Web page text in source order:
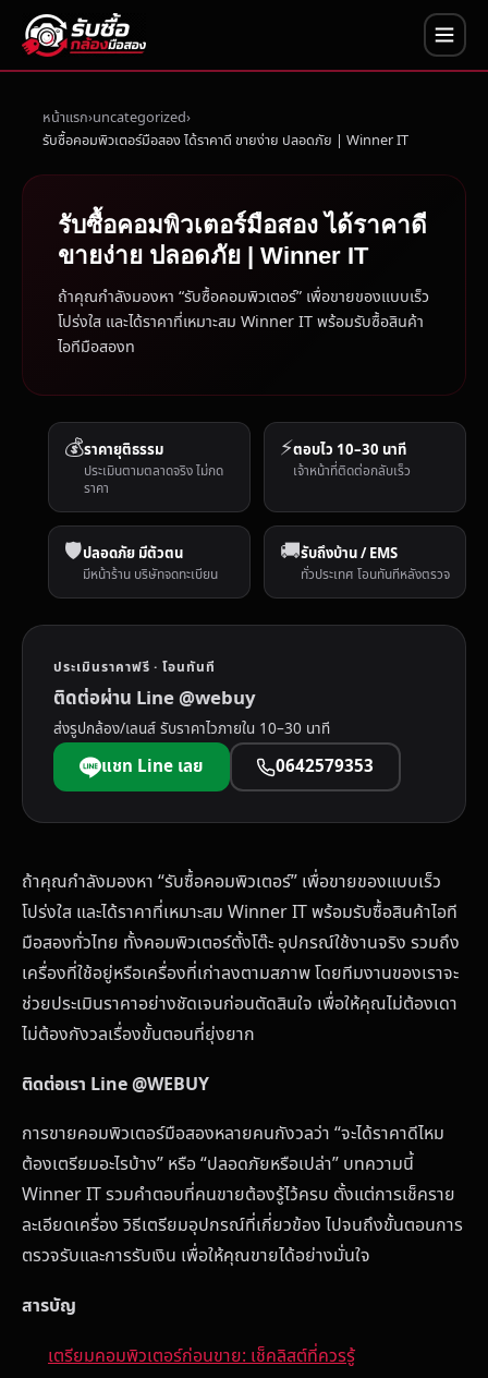
หน้าแรก uncategorized
รับซื้อคอมพิวเตอร์มือสอง ได้ราคาดี ขายง่าย ปลอดภัย | Winner IT
รับซื้อคอมพิวเตอร์มือสอง ได้ราคาดี
ขายง่าย ปลอดภัย | Winner IT
ถ้าคุณกำลังมองหา “รับซื้อคอมพิวเตอร์” เพื่อขายของแบบเร็ว
โปร่งใส และได้ราคาที่เหมาะสม Winner IT พร้อมรับซื้อสินค้า
ไอทีมือสองท
💰ราคายุติธรรม
ประเมินตามตลาดจริง ไม่กด
ราคา
⚡ตอบไว 10–30 นาที
เจ้าหน้าที่ติดต่อกลับเร็ว
🛡️ปลอดภัย มีตัวตน
มีหน้าร้าน บริษัทจดทะเบียน
🚚รับถึงบ้าน / EMS
ทั่วประเทศ โอนทันทีหลังตรวจ
ประเมินราคาฟรี · โอนทันที
ติดต่อผ่าน Line @webuy
ส่งรูปกล้อง/เลนส์ รับราคาไวภายใน 10–30 นาที
แชท Line เลย 0642579353
ถ้าคุณกำลังมองหา “รับซื้อคอมพิวเตอร์” เพื่อขายของแบบเร็ว
โปร่งใส และได้ราคาที่เหมาะสม Winner IT พร้อมรับซื้อสินค้าไอที
มือสองทั่วไทย ทั้งคอมพิวเตอร์ตั้งโต๊ะ อุปกรณ์ใช้งานจริง รวมถึง
เครื่องที่ใช้อยู่หรือเครื่องที่เก่าลงตามสภาพ โดยทีมงานของเราจะ
ช่วยประเมินราคาอย่างชัดเจนก่อนตัดสินใจ เพื่อให้คุณไม่ต้องเดา
ไม่ต้องกังวลเรื่องขั้นตอนที่ยุ่งยาก
ติดต่อเรา Line @WEBUY
การขายคอมพิวเตอร์มือสองหลายคนกังวลว่า “จะได้ราคาดีไหม
ต้องเตรียมอะไรบ้าง” หรือ “ปลอดภัยหรือเปล่า” บทความนี้
Winner IT รวมคำตอบที่คนขายต้องรู้ไว้ครบ ตั้งแต่การเช็คราย
ละเอียดเครื่อง วิธีเตรียมอุปกรณ์ที่เกี่ยวข้อง ไปจนถึงขั้นตอนการ
ตรวจรับและการรับเงิน เพื่อให้คุณขายได้อย่างมั่นใจ
สารบัญ
เตรียมคอมพิวเตอร์ก่อนขาย: เช็คลิสต์ที่ควรรู้